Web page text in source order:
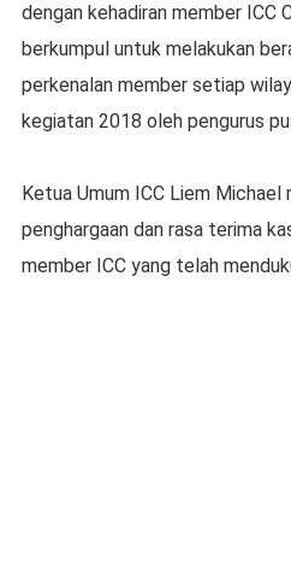
dengan kehadiran member ICC
berkumpul untuk melakukan
perkenalan member setiap
kegiatan 2018 oleh pengurus
Ketua Umum ICC Liem Michael
penghargaan dan rasa terima
member ICC yang telah